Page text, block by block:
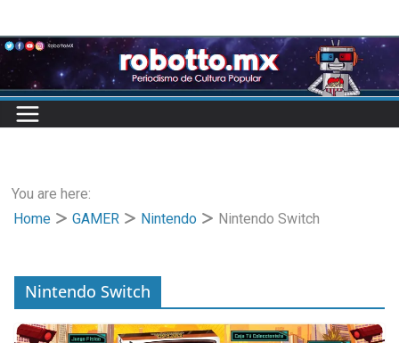
to
content
You are here:
Home
GAMER Nintendo Nintendo Switch
Nintendo Switch